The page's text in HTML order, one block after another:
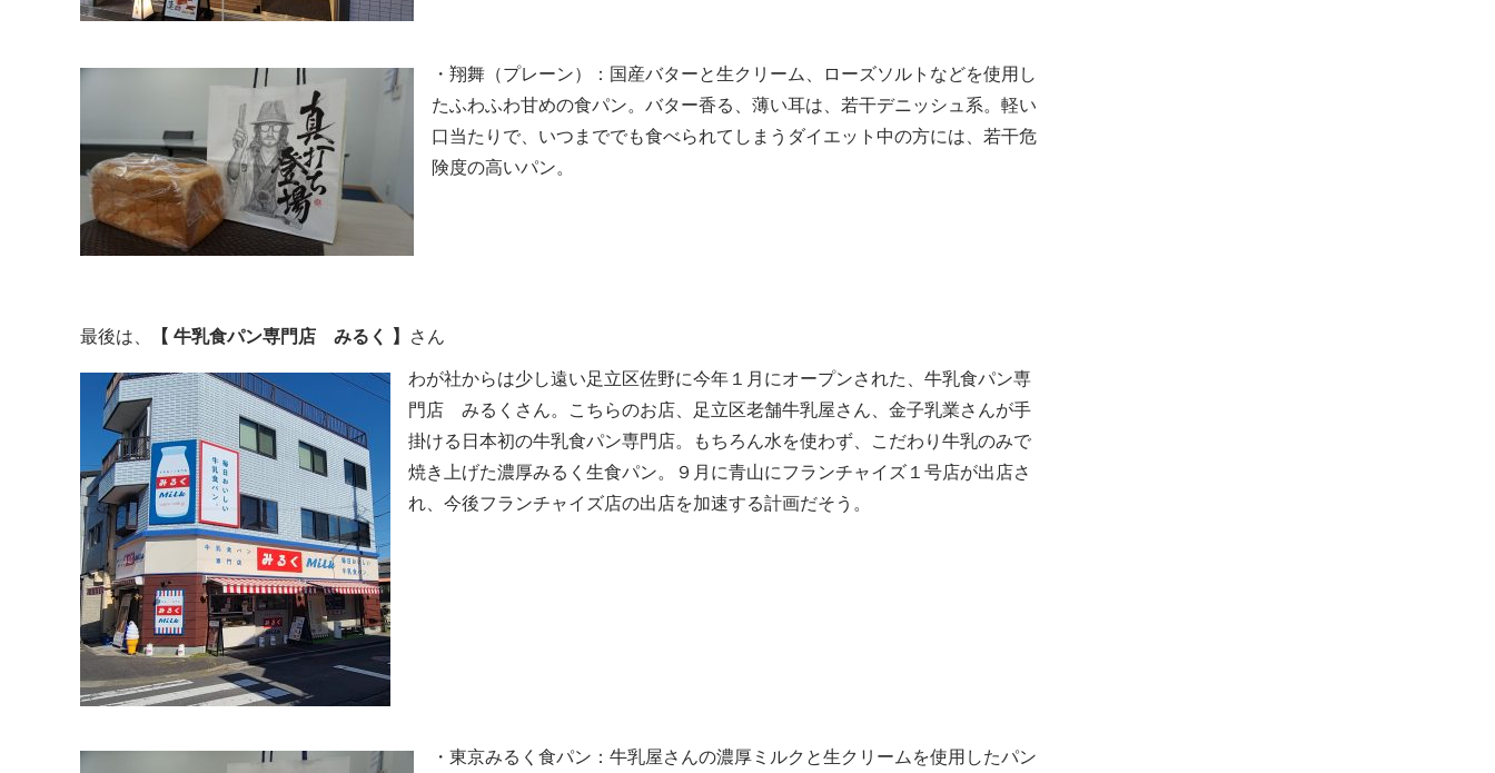
・翔舞（プレーン）：国産バターと生クリーム、ローズソルトなどを使用し
たふわふわ甘めの食パン。バター香る、薄い耳は、若干デニッシュ系。軽い
口当たりで、いつまででも食べられてしまうダイエット中の方には、若干危
険度の高いパン。
最後は、 【 牛乳食パン専門店 みるく 】 さん
わが社からは少し遠い足立区佐野に今年１月にオープンされた、牛乳食パン専
門店 みるくさん。こちらのお店、足立区老舗牛乳屋さん、金子乳業さんが手
掛ける日本初の牛乳食パン専門店。もちろん水を使わず、こだわり牛乳のみで
焼き上げた濃厚みるく生食パン。９月に青山にフランチャイズ１号店が出店さ
れ、今後フランチャイズ店の出店を加速する計画だそう。
・東京みるく食パン：牛乳屋さんの濃厚ミルクと生クリームを使用したパン